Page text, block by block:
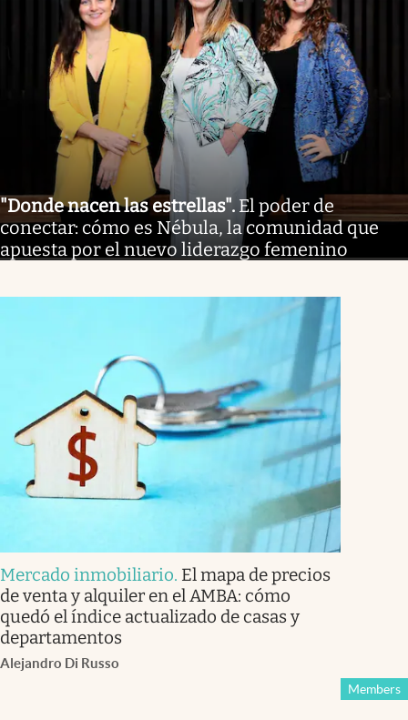
"Donde nacen las estrellas". El poder de
conectar: cómo es Nébula, la comunidad que
apuesta por el nuevo liderazgo femenino
Mercado inmobiliario. El mapa de precios
de venta y alquiler en el AMBA: cómo
quedó el índice actualizado de casas y
departamentos
Alejandro Di Russo
Members